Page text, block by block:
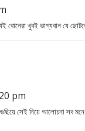
বোনেরা খুবই ভাগ্যবান যে
pm
গুছিয়ে সেই নিয়ে আলোচনা